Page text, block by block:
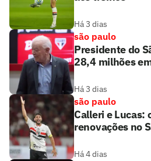
Há 3 dias
são paulo
Presidente do
28,4 milhões
Há 3 dias
são paulo
Calleri e Lucas:
renovações no
Há 4 dias